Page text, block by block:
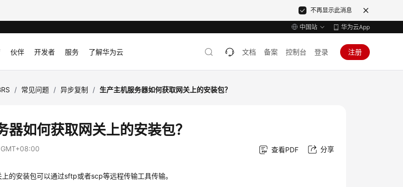
不再显示此消息
中国站 华为云App
伙伴 开发者 服务 了解华为云 文档 备案 控制台 登录 注册
/ 常见问题 / 异步复制 / 生产主机服务器如何获取网关上的安装包？
器如何获取网关上的安装包？
查看PDF 分享
的安装包可以通过sftp或者scp等远程传输工具传输。